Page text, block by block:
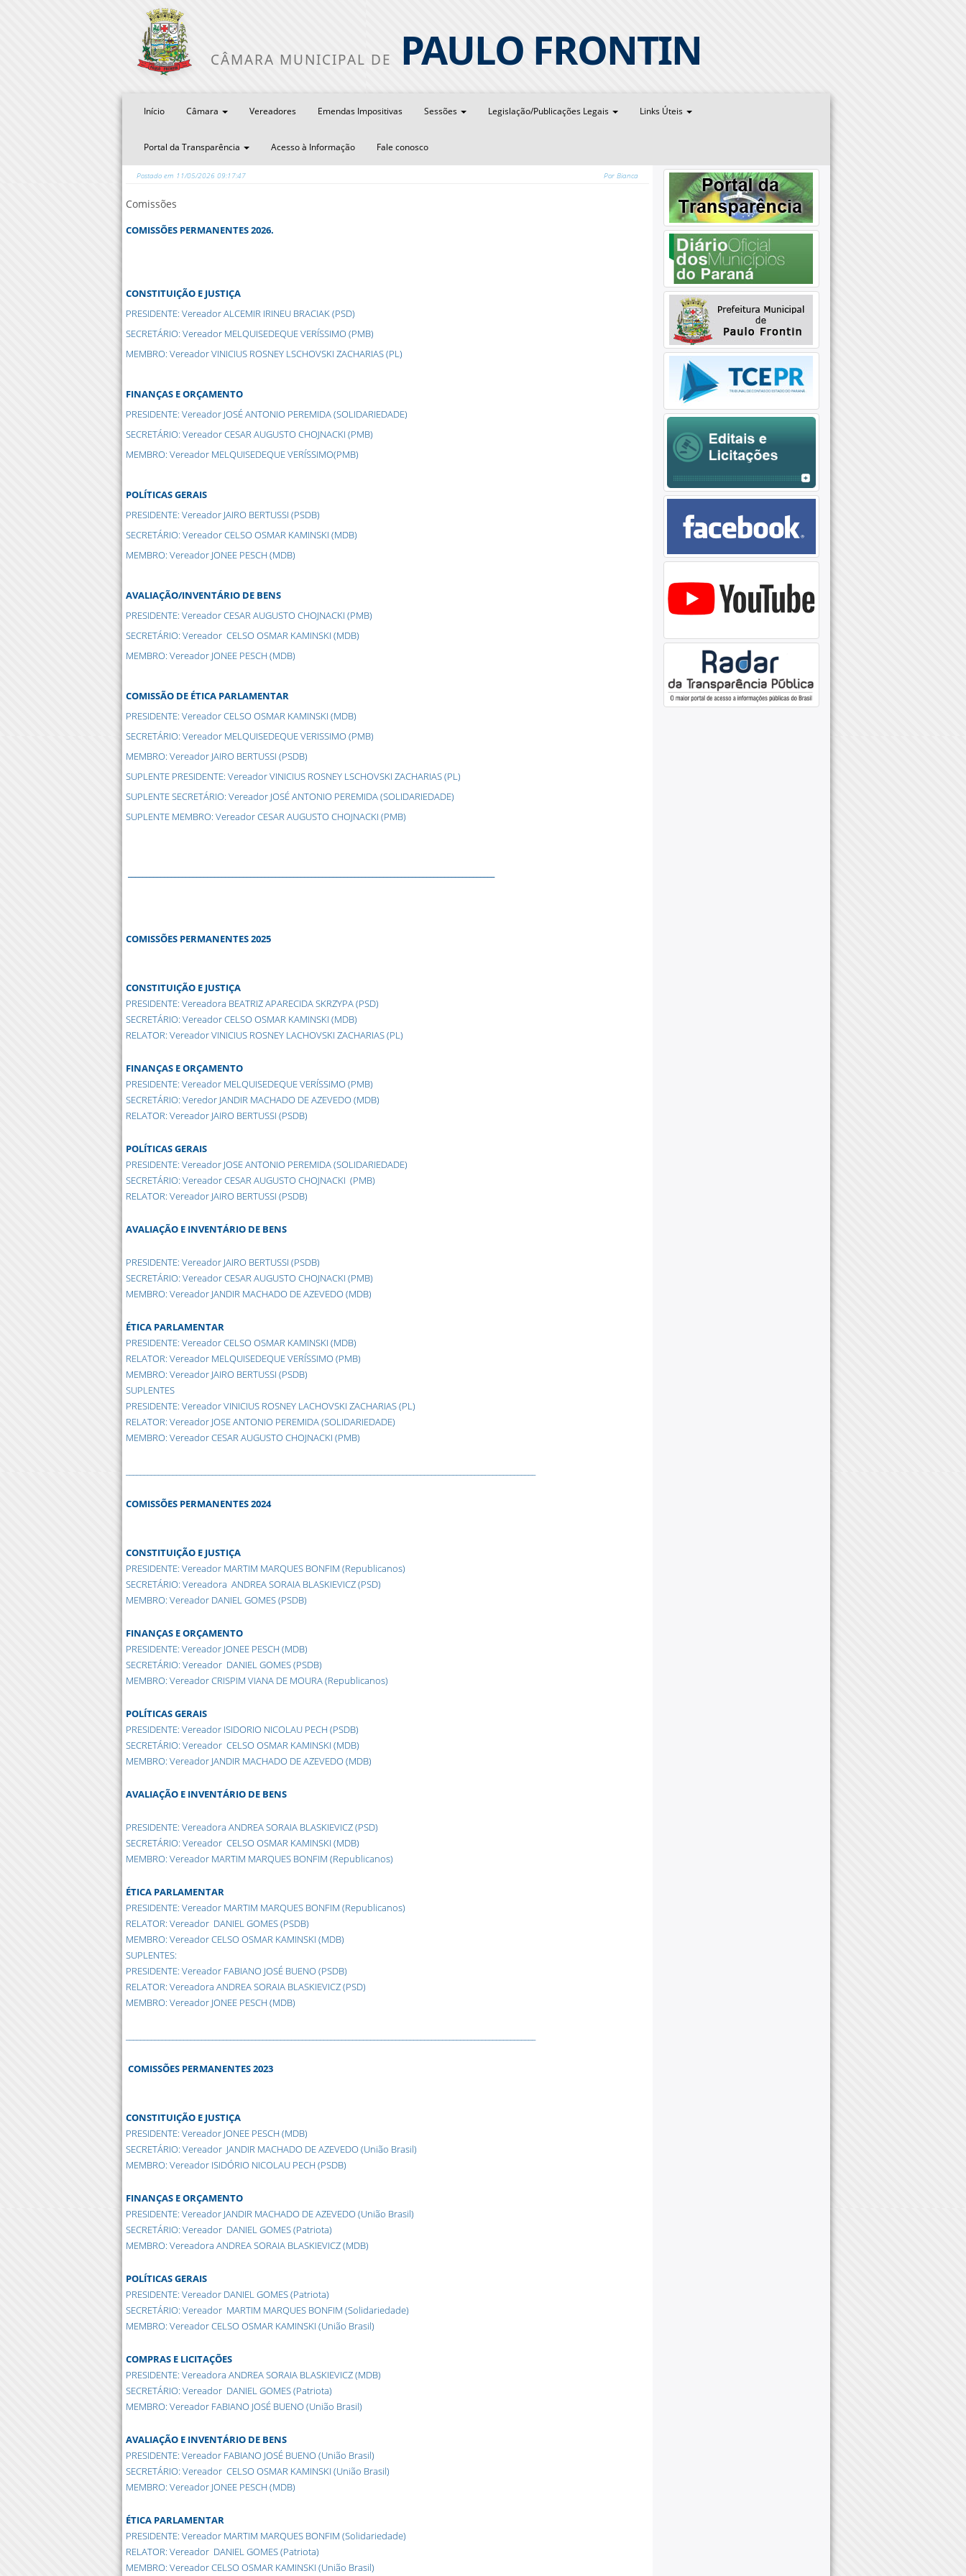
CÂMARA MUNICIPAL DE PAULO FRONTIN
Início Câmara Vereadores Emendas Impositivas Sessões Legislação/Publicações Legais Links Úteis
Portal da Transparência Acesso à Informação Fale conosco
Postado em 11/05/2026 09:17:47 Por Bianca
Comissões
COMISSÕES PERMANENTES 2026.
CONSTITUIÇÃO E JUSTIÇA
PRESIDENTE: Vereador ALCEMIR IRINEU BRACIAK (PSD)
SECRETÁRIO: Vereador MELQUISEDEQUE VERÍSSIMO (PMB)
MEMBRO: Vereador VINICIUS ROSNEY LSCHOVSKI ZACHARIAS (PL)
FINANÇAS E ORÇAMENTO
PRESIDENTE: Vereador JOSÉ ANTONIO PEREMIDA (SOLIDARIEDADE)
SECRETÁRIO: Vereador CESAR AUGUSTO CHOJNACKI (PMB)
MEMBRO: Vereador MELQUISEDEQUE VERÍSSIMO(PMB)
POLÍTICAS GERAIS
PRESIDENTE: Vereador JAIRO BERTUSSI (PSDB)
SECRETÁRIO: Vereador CELSO OSMAR KAMINSKI (MDB)
MEMBRO: Vereador JONEE PESCH (MDB)
AVALIAÇÃO/INVENTÁRIO DE BENS
PRESIDENTE: Vereador CESAR AUGUSTO CHOJNACKI (PMB)
SECRETÁRIO: Vereador CELSO OSMAR KAMINSKI (MDB)
MEMBRO: Vereador JONEE PESCH (MDB)
COMISSÃO DE ÉTICA PARLAMENTAR
PRESIDENTE: Vereador CELSO OSMAR KAMINSKI (MDB)
SECRETÁRIO: Vereador MELQUISEDEQUE VERISSIMO (PMB)
MEMBRO: Vereador JAIRO BERTUSSI (PSDB)
SUPLENTE PRESIDENTE: Vereador VINICIUS ROSNEY LSCHOVSKI ZACHARIAS (PL)
SUPLENTE SECRETÁRIO: Vereador JOSÉ ANTONIO PEREMIDA (SOLIDARIEDADE)
SUPLENTE MEMBRO: Vereador CESAR AUGUSTO CHOJNACKI (PMB)
COMISSÕES PERMANENTES 2025
CONSTITUIÇÃO E JUSTIÇA
PRESIDENTE: Vereadora BEATRIZ APARECIDA SKRZYPA (PSD)
SECRETÁRIO: Vereador CELSO OSMAR KAMINSKI (MDB)
RELATOR: Vereador VINICIUS ROSNEY LACHOVSKI ZACHARIAS (PL)
FINANÇAS E ORÇAMENTO
PRESIDENTE: Vereador MELQUISEDEQUE VERÍSSIMO (PMB)
SECRETÁRIO: Veredor JANDIR MACHADO DE AZEVEDO (MDB)
RELATOR: Vereador JAIRO BERTUSSI (PSDB)
POLÍTICAS GERAIS
PRESIDENTE: Vereador JOSE ANTONIO PEREMIDA (SOLIDARIEDADE)
SECRETÁRIO: Vereador CESAR AUGUSTO CHOJNACKI (PMB)
RELATOR: Vereador JAIRO BERTUSSI (PSDB)
AVALIAÇÃO E INVENTÁRIO DE BENS
PRESIDENTE: Vereador JAIRO BERTUSSI (PSDB)
SECRETÁRIO: Vereador CESAR AUGUSTO CHOJNACKI (PMB)
MEMBRO: Vereador JANDIR MACHADO DE AZEVEDO (MDB)
ÉTICA PARLAMENTAR
PRESIDENTE: Vereador CELSO OSMAR KAMINSKI (MDB)
RELATOR: Vereador MELQUISEDEQUE VERÍSSIMO (PMB)
MEMBRO: Vereador JAIRO BERTUSSI (PSDB)
SUPLENTES
PRESIDENTE: Vereador VINICIUS ROSNEY LACHOVSKI ZACHARIAS (PL)
RELATOR: Vereador JOSE ANTONIO PEREMIDA (SOLIDARIEDADE)
MEMBRO: Vereador CESAR AUGUSTO CHOJNACKI (PMB)
COMISSÕES PERMANENTES 2024
CONSTITUIÇÃO E JUSTIÇA
PRESIDENTE: Vereador MARTIM MARQUES BONFIM (Republicanos)
SECRETÁRIO: Vereadora ANDREA SORAIA BLASKIEVICZ (PSD)
MEMBRO: Vereador DANIEL GOMES (PSDB)
FINANÇAS E ORÇAMENTO
PRESIDENTE: Vereador JONEE PESCH (MDB)
SECRETÁRIO: Vereador DANIEL GOMES (PSDB)
MEMBRO: Vereador CRISPIM VIANA DE MOURA (Republicanos)
POLÍTICAS GERAIS
PRESIDENTE: Vereador ISIDORIO NICOLAU PECH (PSDB)
SECRETÁRIO: Vereador CELSO OSMAR KAMINSKI (MDB)
MEMBRO: Vereador JANDIR MACHADO DE AZEVEDO (MDB)
AVALIAÇÃO E INVENTÁRIO DE BENS
PRESIDENTE: Vereadora ANDREA SORAIA BLASKIEVICZ (PSD)
SECRETÁRIO: Vereador CELSO OSMAR KAMINSKI (MDB)
MEMBRO: Vereador MARTIM MARQUES BONFIM (Republicanos)
ÉTICA PARLAMENTAR
PRESIDENTE: Vereador MARTIM MARQUES BONFIM (Republicanos)
RELATOR: Vereador DANIEL GOMES (PSDB)
MEMBRO: Vereador CELSO OSMAR KAMINSKI (MDB)
SUPLENTES:
PRESIDENTE: Vereador FABIANO JOSÉ BUENO (PSDB)
RELATOR: Vereadora ANDREA SORAIA BLASKIEVICZ (PSD)
MEMBRO: Vereador JONEE PESCH (MDB)
COMISSÕES PERMANENTES 2023
CONSTITUIÇÃO E JUSTIÇA
PRESIDENTE: Vereador JONEE PESCH (MDB)
SECRETÁRIO: Vereador JANDIR MACHADO DE AZEVEDO (União Brasil)
MEMBRO: Vereador ISIDÓRIO NICOLAU PECH (PSDB)
FINANÇAS E ORÇAMENTO
PRESIDENTE: Vereador JANDIR MACHADO DE AZEVEDO (União Brasil)
SECRETÁRIO: Vereador DANIEL GOMES (Patriota)
MEMBRO: Vereadora ANDREA SORAIA BLASKIEVICZ (MDB)
POLÍTICAS GERAIS
PRESIDENTE: Vereador DANIEL GOMES (Patriota)
SECRETÁRIO: Vereador MARTIM MARQUES BONFIM (Solidariedade)
MEMBRO: Vereador CELSO OSMAR KAMINSKI (União Brasil)
COMPRAS E LICITAÇÕES
PRESIDENTE: Vereadora ANDREA SORAIA BLASKIEVICZ (MDB)
SECRETÁRIO: Vereador DANIEL GOMES (Patriota)
MEMBRO: Vereador FABIANO JOSÉ BUENO (União Brasil)
AVALIAÇÃO E INVENTÁRIO DE BENS
PRESIDENTE: Vereador FABIANO JOSÉ BUENO (União Brasil)
SECRETÁRIO: Vereador CELSO OSMAR KAMINSKI (União Brasil)
MEMBRO: Vereador JONEE PESCH (MDB)
ÉTICA PARLAMENTAR
PRESIDENTE: Vereador MARTIM MARQUES BONFIM (Solidariedade)
RELATOR: Vereador DANIEL GOMES (Patriota)
MEMBRO: Vereador CELSO OSMAR KAMINSKI (União Brasil)